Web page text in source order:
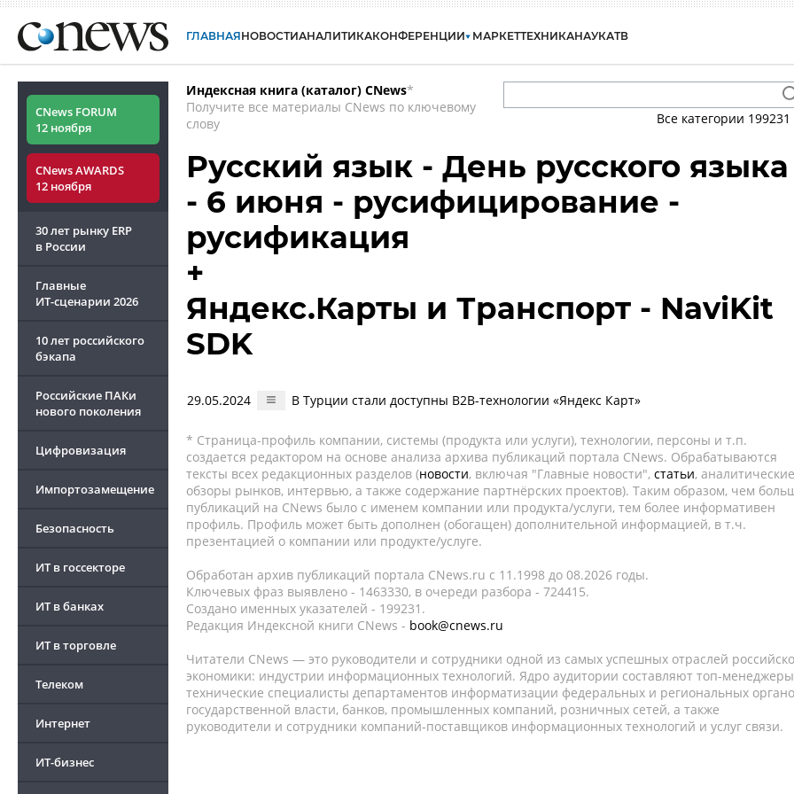
ГЛАВНАЯНОВОСТИАНАЛИТИКАКОНФЕРЕНЦИИ МАРКЕТТЕХНИКАНАУКАТВ
CNews FORUM
12 ноября
CNews AWARDS
12 ноября
30 лет рынку ERP
в России
Главные
ИТ-сценарии 2026
10 лет российского
бэкапа
Российские ПАКи
нового поколения
Цифровизация
Импортозамещение
Безопасность
ИТ в госсекторе
ИТ в банках
ИТ в торговле
Телеком
Интернет
ИТ-бизнес
Индексная книга (каталог) CNews*
Получите все материалы CNews по ключевому
слову
Все категории 199231
Русский язык - День русского языка
- 6 июня - русифицирование -
русификация
+
Яндекс.Карты и Транспорт - NaviKit
SDK
29.05.2024 В Турции стали доступны B2B-технологии «Яндекс Карт»
* Страница-профиль компании, системы (продукта или услуги), технологии, персоны и т.п.
создается редактором на основе анализа архива публикаций портала CNews. Обрабатываются
тексты всех редакционных разделов (новости, включая "Главные новости", статьи, аналитические
обзоры рынков, интервью, а также содержание партнёрских проектов). Таким образом, чем
публикаций на CNews было с именем компании или продукта/услуги, тем более информативен
профиль. Профиль может быть дополнен (обогащен) дополнительной информацией, в т.ч.
презентацией о компании или продукте/услуге.
Обработан архив публикаций портала CNews.ru c 11.1998 до 08.2026 годы.
Ключевых фраз выявлено - 1463330, в очереди разбора - 724415.
Создано именных указателей - 199231.
Редакция Индексной книги CNews - book@cnews.ru
Читатели CNews — это руководители и сотрудники одной из самых успешных отраслей
экономики: индустрии информационных технологий. Ядро аудитории составляют топ-
технические специалисты департаментов информатизации федеральных и региональных
государственной власти, банков, промышленных компаний, розничных сетей, а также
руководители и сотрудники компаний-поставщиков информационных технологий и услуг связи.